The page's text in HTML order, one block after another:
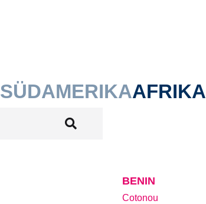
SÜDAMERIKAAFRIKA
BENIN
Cotonou